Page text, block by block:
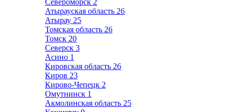
Североморск 2
Атырауская область 26
Атырау 25
Томская область 26
Томск 20
Северск 3
Асино 1
Кировская область 26
Киров 23
Кирово-Чепецк 2
Омутнинск 1
Акмолинская область 25